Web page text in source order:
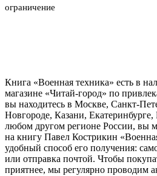
ограничение
Книга «Военная техника» есть в
магазине «Читай-город» по
вы находитесь в Москве, Санкт-
Новгороде, Казани,
любом другом регионе России, вы
на книгу Павел Кострикин
удобный способ его получения:
или отправка почтой. Чтобы
приятнее, мы регулярно проводим